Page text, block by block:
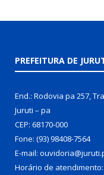
PREFEITURA DE
End.: Rodovia pa 257,
Juruti – pa
CEP: 68170-000
Fone: (93) 98408-7564
E-mail:
Horário de